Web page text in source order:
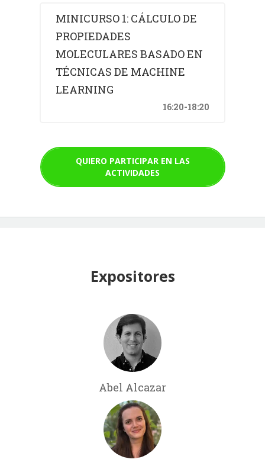
MINICURSO 1: CÁLCULO DE
PROPIEDADES
MOLECULARES BASADO EN
TÉCNICAS DE MACHINE
LEARNING
16:20-18:20
QUIERO PARTICIPAR EN LAS
ACTIVIDADES
Expositores
Abel Alcazar